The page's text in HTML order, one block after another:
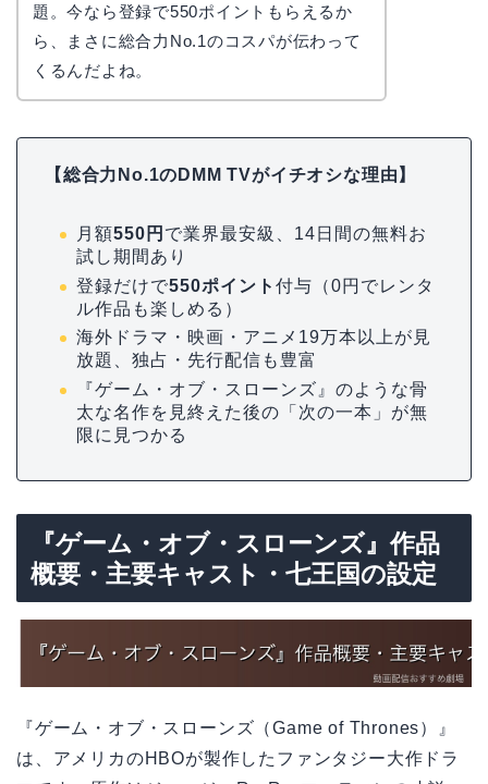
題。今なら登録で550ポイントもらえるか
ら、まさに総合力No.1のコスパが伝わって
くるんだよね。
【総合力No.1のDMM TVがイチオシな理由】
月額550円 で業界最安級、14日間の無料お
試し期間あり
登録だけで550ポイント 付与（0円でレンタ
ル作品も楽しめる）
海外ドラマ・映画・アニメ19万本以上が見
放題、独占・先行配信も豊富
『ゲーム・オブ・スローンズ』のような骨
太な名作を見終えた後の「次の一本」が無
限に見つかる
『ゲーム・オブ・スローンズ』作品
概要・主要キャスト・七王国の設定
『ゲーム・オブ・スローンズ（Game of Thrones）』
は、アメリカのHBOが製作したファンタジー大作ドラ